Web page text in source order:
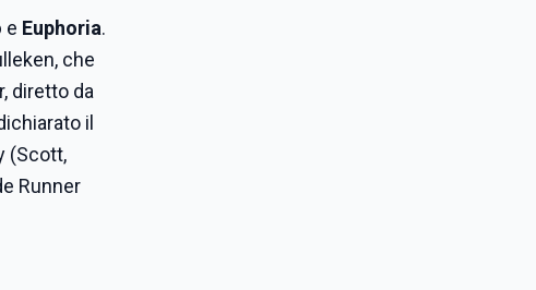
e Euphoria.
che
diretto da
il
(Scott,
Runner